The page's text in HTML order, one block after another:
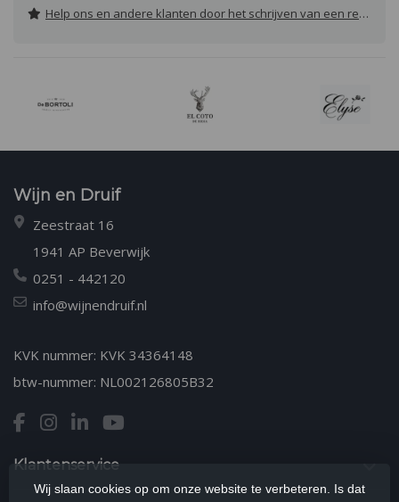
Help ons en andere klanten door het schrijven van een review
Wijn en Druif
Zeestraat 16
1941 AP Beverwijk
0251 - 442120
info@wijnendruif.nl
KVK nummer: KVK 34364148
btw-nummer: NL002126805B32
Klantenservice
Wij slaan cookies op om onze website te verbeteren. Is dat